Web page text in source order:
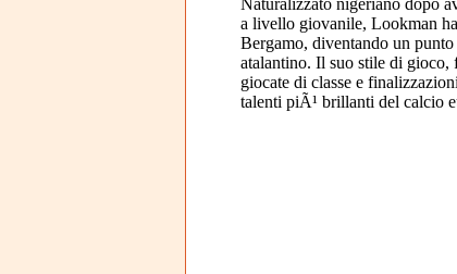
Naturalizzato nigeriano dopo
a livello giovanile, Lookman
Bergamo, diventando un
atalantino. Il suo stile di gioco,
giocate di classe e
talenti piÃ¹ brillanti del calcio